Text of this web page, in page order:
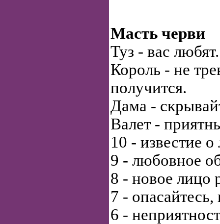
Масть черви
Туз - вас любят.
Король - не
получится.
Дама -
Валет -
10 - известие
9 - любовное
8 - новое лицо
7 -
6 -